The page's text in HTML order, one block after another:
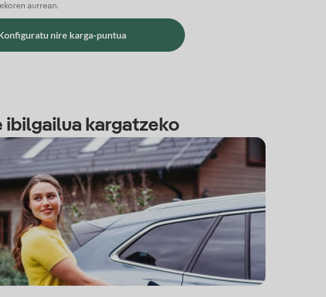
aurrean.
nire karga-puntua
ibilgailua kargatzeko